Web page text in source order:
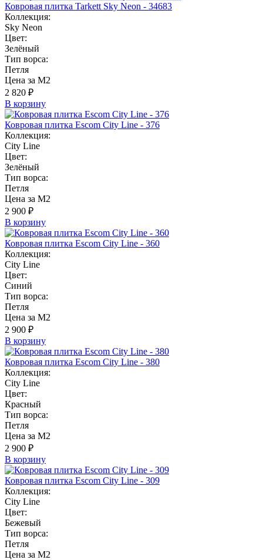
Ковровая плитка Tarkett Sky Neon - 34683
Коллекция:
Sky Neon
Цвет:
Зелёный
Тип ворса:
Петля
Цена за М2
2 820 ₽
В корзину
Ковровая плитка Escom City Line - 376
Коллекция:
City Line
Цвет:
Зелёный
Тип ворса:
Петля
Цена за М2
2 900 ₽
В корзину
Ковровая плитка Escom City Line - 360
Коллекция:
City Line
Цвет:
Синий
Тип ворса:
Петля
Цена за М2
2 900 ₽
В корзину
Ковровая плитка Escom City Line - 380
Коллекция:
City Line
Цвет:
Красный
Тип ворса:
Петля
Цена за М2
2 900 ₽
В корзину
Ковровая плитка Escom City Line - 309
Коллекция:
City Line
Цвет:
Бежевый
Тип ворса:
Петля
Цена за М2